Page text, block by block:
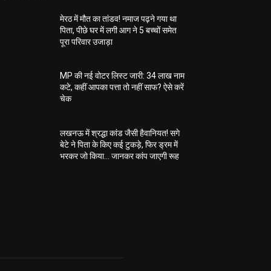
मेरठ में मौत का तांडव! नमाज पढ़ने गया था
पिता, पीछे घर में लगी आग ने 5 बच्चों समेत
पूरा परिवार उजाड़ा
MP की नई वोटर लिस्ट जारी: 34 लाख नाम
कटे, कहीं आपका पत्ता तो नहीं साफ? ऐसे करें
चेक
लखनऊ में श्रद्धा कांड जैसी हैवानियत! सगे
बेटे ने पिता के किए कई टुकड़े, फिर ड्रम में
भरकर जो किया… जानकर कांप जाएगी रूह